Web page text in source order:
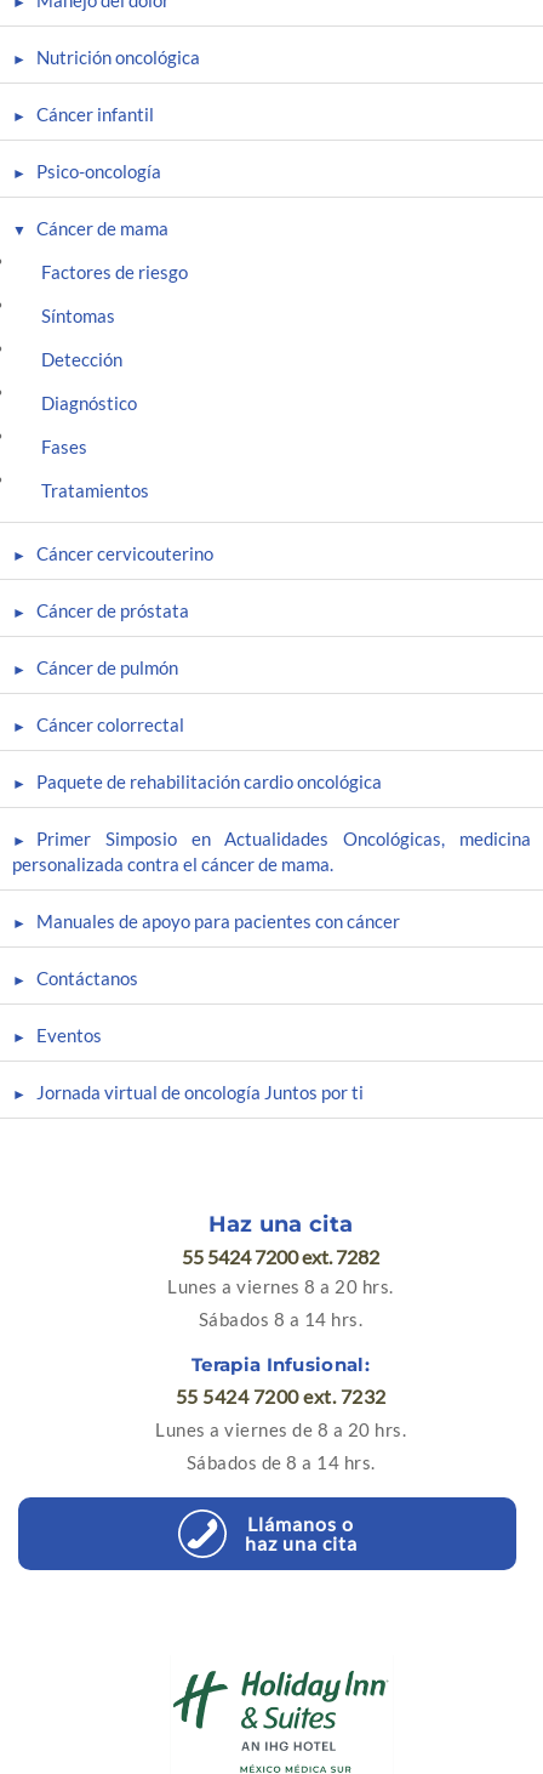
Nutrición oncológica
Cáncer infantil
Psico-oncología
Cáncer de mama
Factores de riesgo
Síntomas
Detección
Diagnóstico
Fases
Tratamientos
Cáncer cervicouterino
Cáncer de próstata
Cáncer de pulmón
Cáncer colorrectal
Paquete de rehabilitación cardio oncológica
Primer Simposio en Actualidades Oncológicas, medicina
personalizada contra el cáncer de mama.
Manuales de apoyo para pacientes con cáncer
Contáctanos
Eventos
Jornada virtual de oncología Juntos por ti
Haz una cita
55 5424 7200 ext. 7282
Lunes a viernes 8 a 20 hrs.
Sábados 8 a 14 hrs.
Terapia Infusional:
55 5424 7200 ext. 7232
Lunes a viernes de 8 a 20 hrs.
Sábados de 8 a 14 hrs.
Llámanos o
haz una cita